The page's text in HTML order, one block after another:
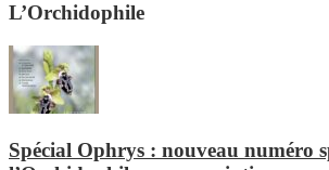
L’Orchidophile
Spécial Ophrys : nouveau numéro